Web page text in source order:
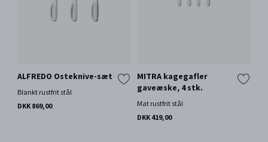
ALFREDO Osteknive-sæt
Blankt rustfrit stål
DKK 869,00
MITRA kagegafler
gaveæske, 4 stk.
Mat rustfrit stål
DKK 419,00